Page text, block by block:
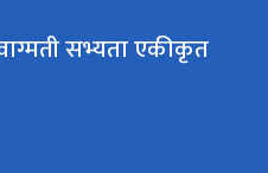
सभ्यता एकीकृत